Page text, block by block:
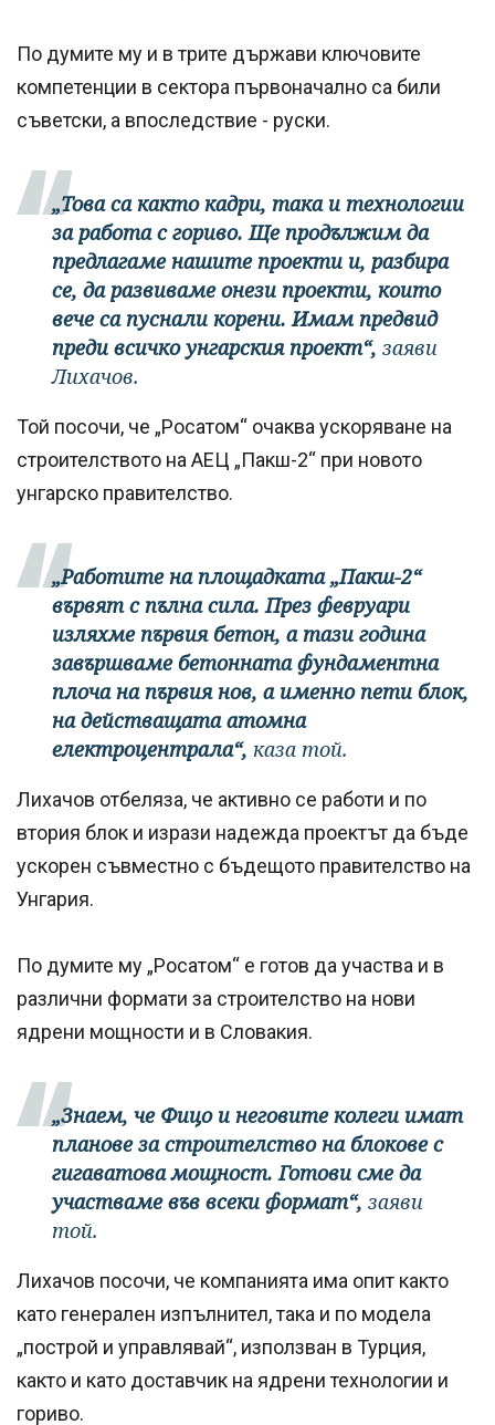
По думите му и в трите държави ключовите
компетенции в сектора първоначално са били
съветски, а впоследствие - руски.
„Това са както кадри, така и технологии
за работа с гориво. Ще продължим да
предлагаме нашите проекти и, разбира
се, да развиваме онези проекти, които
вече са пуснали корени. Имам предвид
преди всичко унгарския проект“, заяви
Лихачов.
Той посочи, че „Росатом“ очаква ускоряване на
строителството на АЕЦ „Пакш-2“ при новото
унгарско правителство.
„Работите на площадката „Пакш-2“
вървят с пълна сила. През февруари
изляхме първия бетон, а тази година
завършваме бетонната фундаментна
плоча на първия нов, а именно пети блок,
на действащата атомна
електроцентрала“, каза той.
Лихачов отбеляза, че активно се работи и по
втория блок и изрази надежда проектът да бъде
ускорен съвместно с бъдещото правителство на
Унгария.
По думите му „Росатом“ е готов да участва и в
различни формати за строителство на нови
ядрени мощности и в Словакия.
„Знаем, че Фицо и неговите колеги имат
планове за строителство на блокове с
гигаватова мощност. Готови сме да
участваме във всеки формат“, заяви
той.
Лихачов посочи, че компанията има опит както
като генерален изпълнител, така и по модела
„построй и управлявай“, използван в Турция,
както и като доставчик на ядрени технологии и
гориво.